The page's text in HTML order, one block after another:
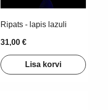
Ripats - lapis lazuli
31,00 €
Lisa korvi